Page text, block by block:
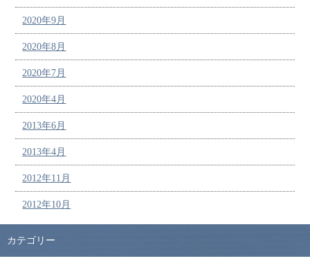
2020年9月
2020年8月
2020年7月
2020年4月
2013年6月
2013年4月
2012年11月
2012年10月
カテゴリー